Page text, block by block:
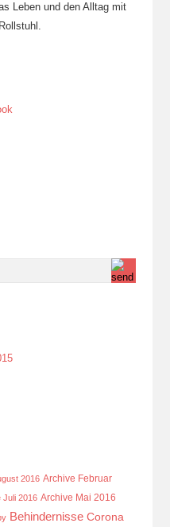
Leben und den Alltag mit
2016 Archive Februar
Juli 2016 Archive Mai 2016
Behindernisse Corona